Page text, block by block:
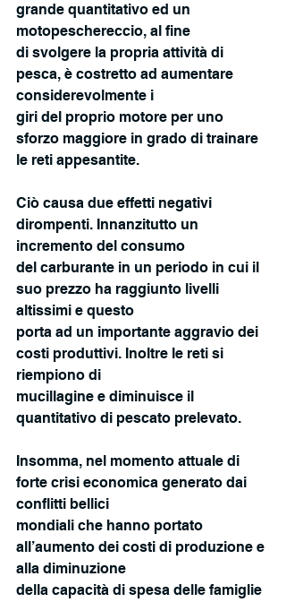
grande quantitativo ed un
motopeschereccio, al fine
di svolgere la propria attività di
pesca, è costretto ad aumentare
considerevolmente i
giri del proprio motore per uno
sforzo maggiore in grado di trainare
le reti appesantite.
Ciò causa due effetti negativi
dirompenti. Innanzitutto un
incremento del consumo
del carburante in un periodo in cui il
suo prezzo ha raggiunto livelli
altissimi e questo
porta ad un importante aggravio dei
costi produttivi. Inoltre le reti si
riempiono di
mucillagine e diminuisce il
quantitativo di pescato prelevato.
Insomma, nel momento attuale di
forte crisi economica generato dai
conflitti bellici
mondiali che hanno portato
all’aumento dei costi di produzione e
alla diminuzione
della capacità di spesa delle famiglie